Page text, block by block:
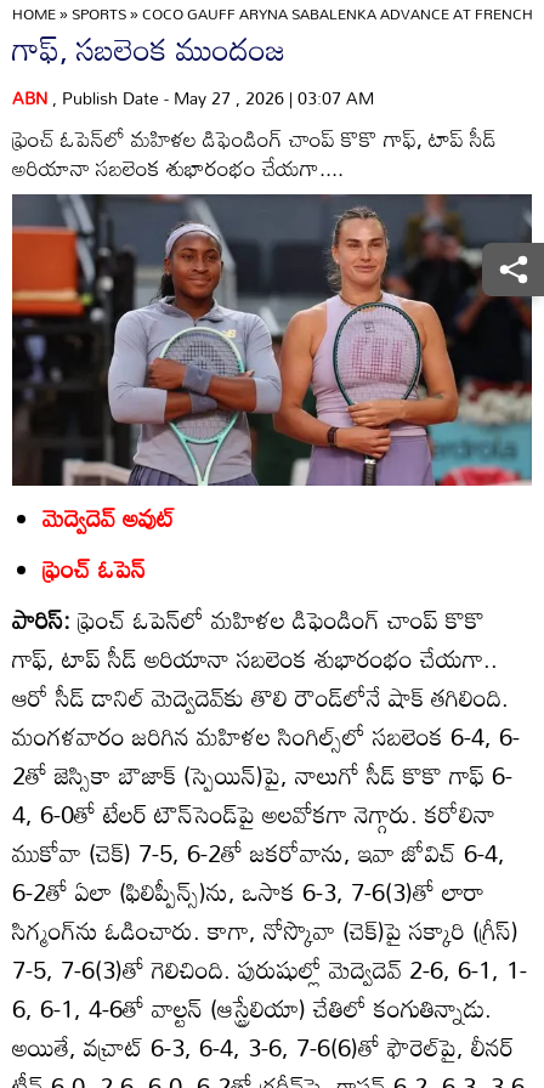
HOME»SPORTS»COCO GAUFF ARYNA SABALENKA ADVANCE AT FRENCH
గాఫ్‌, సబలెంక ముందంజ
ABN, Publish Date - May 27 , 2026 | 03:07 AM
ఫ్రెంచ్‌ ఓపెన్‌లో మహిళల డిఫెండింగ్‌ చాంప్‌ కొకొ గాఫ్‌, టాప్‌ సీడ్‌
అరియానా సబలెంక శుభారంభం చేయగా....
మెద్వెదెవ్‌ అవుట్‌
ఫ్రెంచ్‌ ఓపెన్‌
పారిస్‌:ఫ్రెంచ్‌ ఓపెన్‌లో మహిళల డిఫెండింగ్‌ చాంప్‌ కొకొ
గాఫ్‌, టాప్‌ సీడ్‌ అరియానా సబలెంక శుభారంభం చేయగా..
ఆరో సీడ్‌ డానిల్‌ మెద్వెదెవ్‌కు తొలి రౌండ్‌లోనే షాక్‌ తగిలింది.
మంగళవారం జరిగిన మహిళల సింగిల్స్‌లో సబలెంక 6-4, 6-
2తో జెస్సికా బౌజాక్‌ (స్పెయిన్‌)పై, నాలుగో సీడ్‌ కొకొ గాఫ్‌ 6-
4, 6-0తో టేలర్‌ టౌన్‌సెండ్‌పై అలవోకగా నెగ్గారు. కరోలినా
ముకోవా (చెక్‌) 7-5, 6-2తో జకరోవాను, ఇవా జోవిచ్‌ 6-4,
6-2తో ఏలా (ఫిలిప్పీన్స్‌)ను, ఒసాక 6-3, 7-6(3)తో లారా
సిగ్మంగ్‌ను ఓడించారు. కాగా, నోస్కొవా (చెక్‌)పై సక్కారి (గ్రీస్‌)
7-5, 7-6(3)తో గెలిచింది. పురుషుల్లో మెద్వెదెవ్‌ 2-6, 6-1, 1-
6, 6-1, 4-6తో వాల్టన్‌ (ఆస్ట్రేలియా) చేతిలో కంగుతిన్నాడు.
అయితే, వచ్రాట్‌ 6-3, 6-4, 3-6, 7-6(6)తో ఫౌరెల్‌పై, లీనర్‌